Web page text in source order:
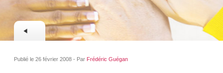
Publié le 26 février 2008 - Par Frédéric Guégan